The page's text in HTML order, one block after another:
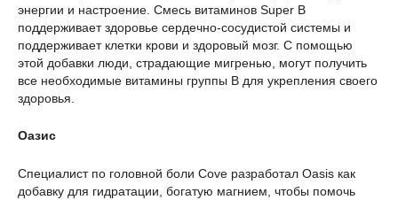
энергии и настроение. Смесь витаминов Super B
поддерживает здоровье сердечно-сосудистой системы и
поддерживает клетки крови и здоровый мозг. С помощью
этой добавки люди, страдающие мигренью, могут получить
все необходимые витамины группы В для укрепления своего
здоровья.
Оазис
Специалист по головной боли Cove разработал Oasis как
добавку для гидратации, богатую магнием, чтобы помочь